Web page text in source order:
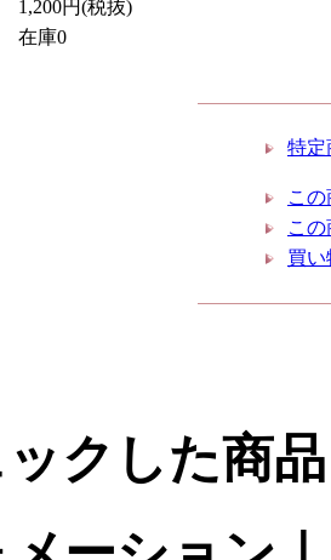
1,200円(税抜)
在庫0
特定
こ
こ
買い
クした商品